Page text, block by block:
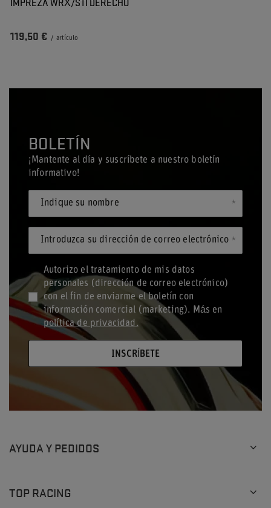
119,50 € / artículo
BOLETÍN
¡Mantente al día y suscríbete a nuestro boletín
informativo!
Indique su nombre
Introduzca su dirección de correo electrónico
Autorizo el tratamiento de mis datos
personales (dirección de correo electrónico)
con el fin de enviarme el boletín con
información comercial (marketing). Más en
política de privacidad.
INSCRÍBETE
AYUDA Y PEDIDOS
TOP RACING